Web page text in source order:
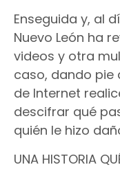
Enseguida y, al
Nuevo León ha
videos y otra
caso, dando pie
de Internet
descifrar qué
quién le hizo
UNA HISTORIA